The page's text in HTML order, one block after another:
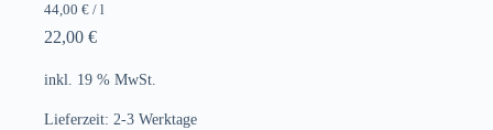
44,00 € / l
22,00 €
inkl. 19 % MwSt.
Lieferzeit: 2-3 Werktage